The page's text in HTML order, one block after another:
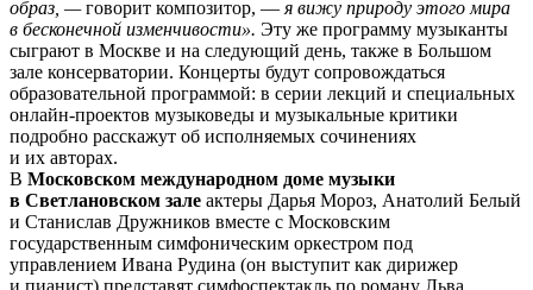
образ, —говорит композитор, — я вижу природу этого мира
в бесконечной изменчивости». Эту же программу музыканты
сыграют в Москве и на следующий день, также в Большом
зале консерватории. Концерты будут сопровождаться
образовательной программой: в серии лекций и специальных
онлайн-проектов музыковеды и музыкальные критики
подробно расскажут об исполняемых сочинениях
и их авторах.
В Московском международном доме музыки
в Светлановском зале актеры Дарья Мороз, Анатолий Белый
и Станислав Дружников вместе с Московским
государственным симфоническим оркестром под
управлением Ивана Рудина (он выступит как дирижер
и пианист) представят симфоспектакль по роману Льва